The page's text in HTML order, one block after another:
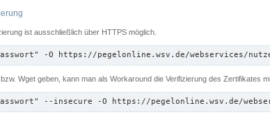
ist ausschließlich über HTTPS möglich.
-O https://pegelonline.wsv.de/webservices/
Wget geben, kann man als Workaround die Verifizierung des Zertifikates
--insecure -O https://pegelonline.wsv.de/